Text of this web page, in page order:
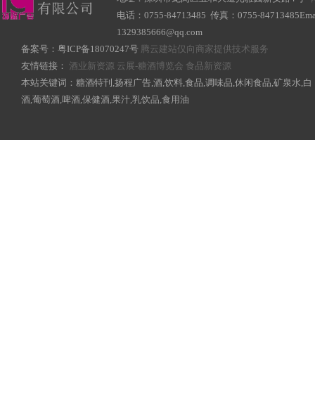
电话：0755-84713485 传真：0755-
1329385666@qq.com
备案号： 粤ICP备18070247号 腾云建站仅向商家提供技术服务
友情链接： 酒业新资源 云展-糖酒博览会 食品新资源
本站关键词：糖酒特刊,扬程广告,酒,饮料,食品,调味品,休闲食品,矿泉水,白
酒,葡萄酒,啤酒,保健酒,果汁,乳饮品,食用油